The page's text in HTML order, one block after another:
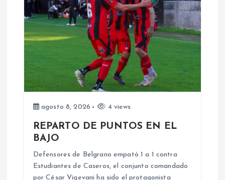
c
ó
n
agosto 8, 2026 4 views
REPARTO DE PUNTOS EN EL
BAJO
Defensores de Belgrano empató 1 a 1 contra
Estudiantes de Caseros, el conjunto comandado
por César Vigevani ha sido el protagonista